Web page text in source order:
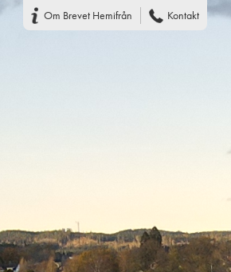
Om Brevet Hemifrån Kontakt